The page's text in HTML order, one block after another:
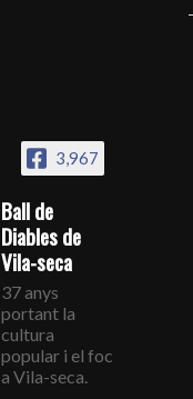
3,967
Ball de
Diables de
Vila-seca
37 anys
portant la
cultura
popular i el foc
a Vila-seca.